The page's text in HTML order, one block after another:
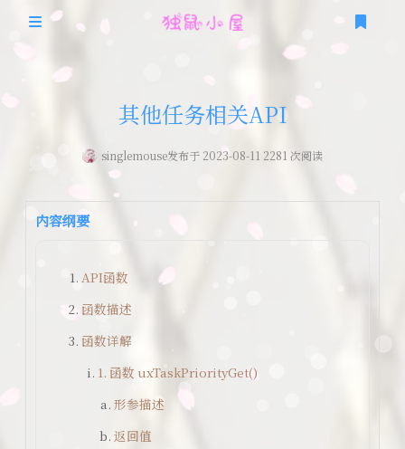
首页
时光轴
随机图片API
移动端
友情链接
笔记
公式
爱好栈
编曲
游戏
Ai绘画
其他任务相关API
singlemouse发布于 2023-08-11 2281 次阅读
内容纲要
API函数
函数描述
函数详解
1. 函数 uxTaskPriorityGet()
形参描述
返回值